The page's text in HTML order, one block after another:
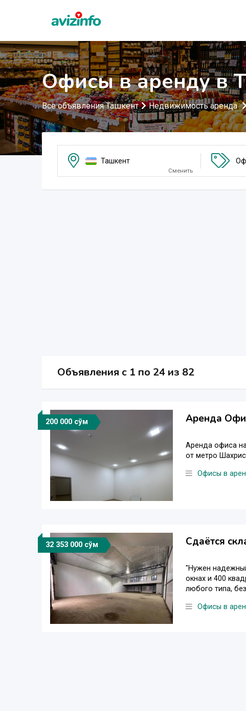
Офисы в аренду в
Все объявления Ташкент Недвижимость аренда
Ташкент
Сменить
Объявления c 1 по 24 из 82
200 000 сўм Аренда
Аренда офиса
от метро
Офисы в
32 353 000 сўм Сдаётся
"Нужен
окнах и 400
любого типа,
Офисы в